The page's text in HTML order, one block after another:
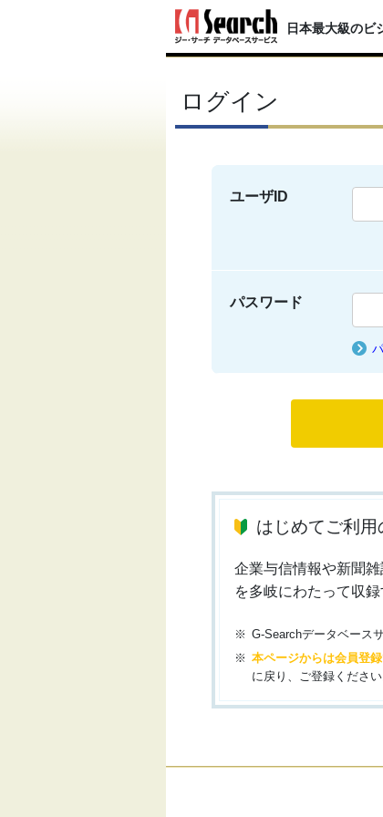
日本最大級のビ
ログイン
ユーザID
パスワード
はじめてご利用
企業与信情報や新聞
を多岐にわたって収
G-Searchデータベース
本ページからは会員登
に戻り、ご登録ください